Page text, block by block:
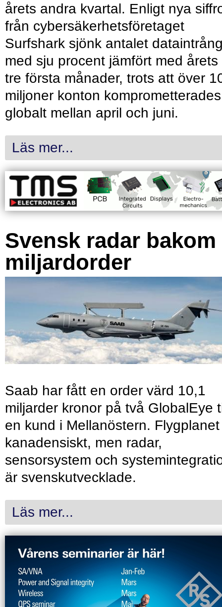
årets andra kvartal. Enligt nya
från cybersäkerhetsföretaget
Surfshark sjönk antalet
med sju procent jämfört med årets
tre första månader, trots att över
miljoner konton komprometterades
globalt mellan april och juni.
Läs mer...
Svensk radar bakom
miljardorder
Saab har fått en order värd 10,1
miljarder kronor på två GlobalEye
en kund i Mellanöstern.
kanadensiskt, men radar,
sensorsystem och
är svenskutvecklade.
Läs mer...